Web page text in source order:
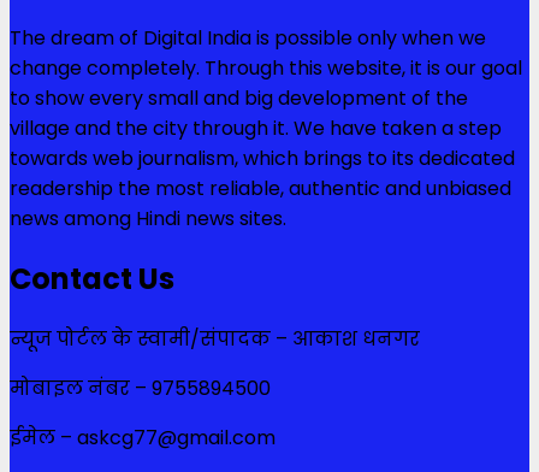
The dream of Digital India is possible only when we
change completely. Through this website, it is our goal
to show every small and big development of the
village and the city through it. We have taken a step
towards web journalism, which brings to its dedicated
readership the most reliable, authentic and unbiased
news among Hindi news sites.
Contact Us
न्यूज पोर्टल के स्वामी/संपादक – आकाश धनगर
मोबाइल नंबर – 9755894500
ईमेल – askcg77@gmail.com